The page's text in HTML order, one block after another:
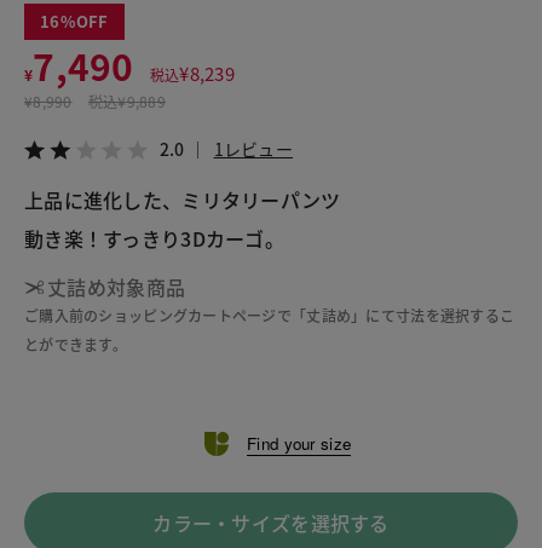
16
¥7,490 税込¥8,239
¥8,990 税込¥9,889
2.0 1レビュー
上品に進化した、ミリタリーパンツ
動き楽！すっきり3Dカーゴ。
丈詰め対象商品
ご購入前のショッピングカートページで「丈詰め」にて寸法を選択するこ
とができます。
Find your size
カラー・サイズを選択する
LINE X